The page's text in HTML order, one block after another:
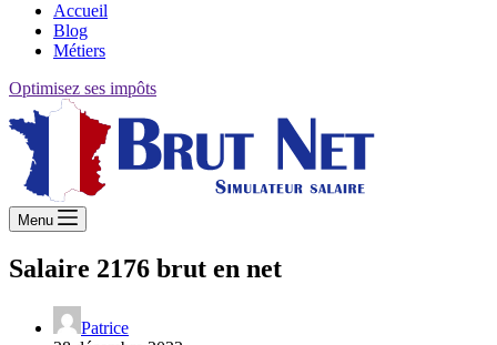
Accueil
Blog
Métiers
Optimisez ses impôts
Menu
Salaire 2176 brut en net
Patrice